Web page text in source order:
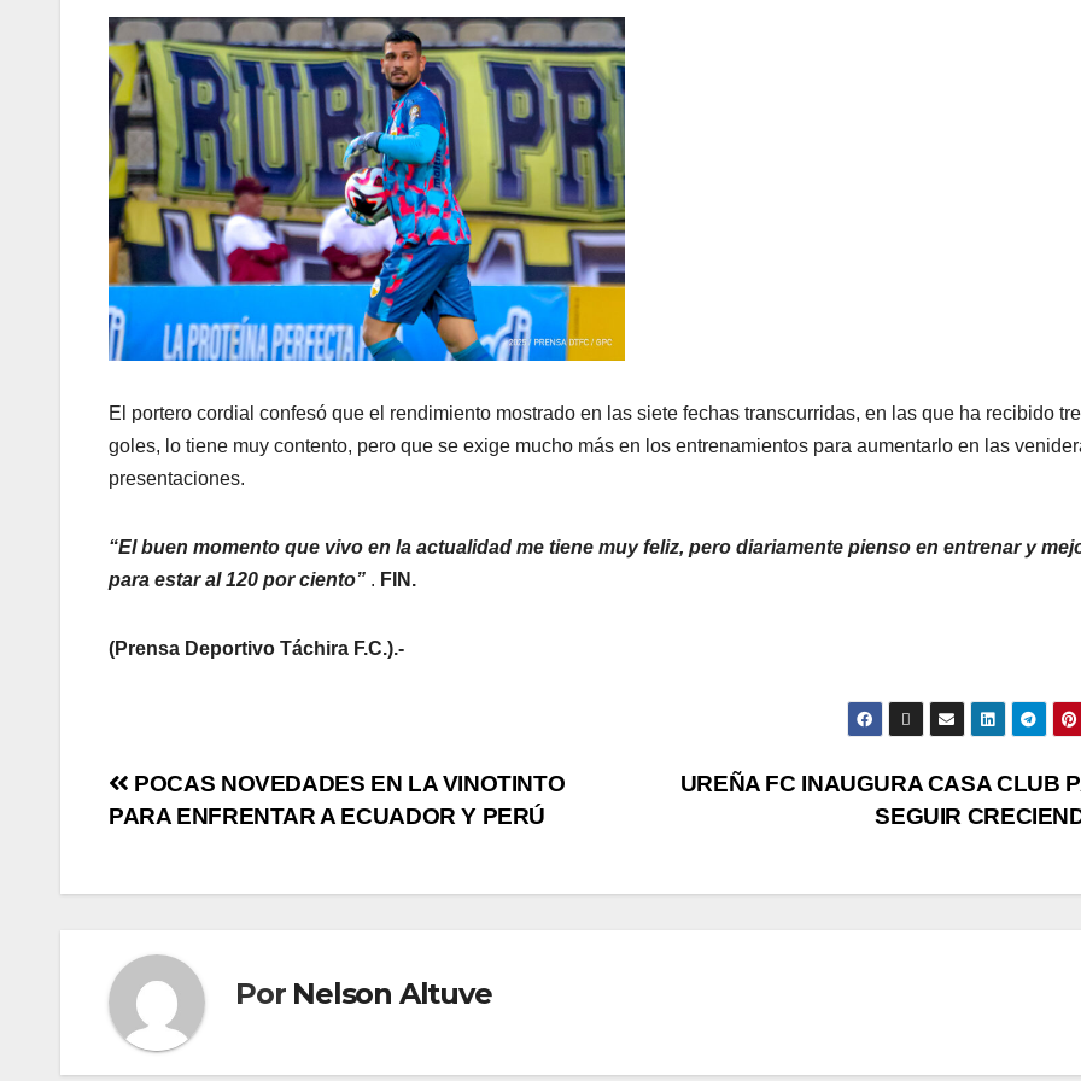
El portero cordial confesó que el rendimiento mostrado en las siete fechas transcurridas, en las que ha recibido
goles, lo tiene muy contento, pero que se exige mucho más en los entrenamientos para aumentarlo en las
presentaciones.
“El buen momento que vivo en la actualidad me tiene muy feliz, pero diariamente pienso en entrenar y
para estar al 120 por ciento” . FIN.
(Prensa Deportivo Táchira F.C.).-
UREÑA FC INAUGURA CASA CLUB
SEGUIR
POCAS NOVEDADES EN LA VINOTINTO
PARA ENFRENTAR A ECUADOR Y PERÚ
Por Nelson Altuve